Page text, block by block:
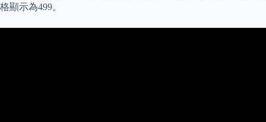
格顯示為499。